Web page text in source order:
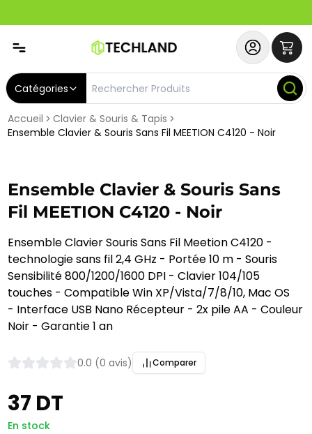
Catégories
Accueil
Clavier & Souris & Tapis
Ensemble Clavier & Souris Sans Fil MEETION C4120 - Noir
Ensemble Clavier & Souris Sans
Fil MEETION C4120 - Noir
Ensemble Clavier Souris Sans Fil Meetion C4120 -
technologie sans fil 2,4 GHz - Portée 10 m - Souris
Sensibilité 800/1200/1600 DPI - Clavier 104/105
touches - Compatible Win XP/Vista/7/8/10, Mac OS
- Interface USB Nano Récepteur - 2x pile AA - Couleur
Noir - Garantie 1 an
0.0 (0 avis) Comparer
37 DT
En stock